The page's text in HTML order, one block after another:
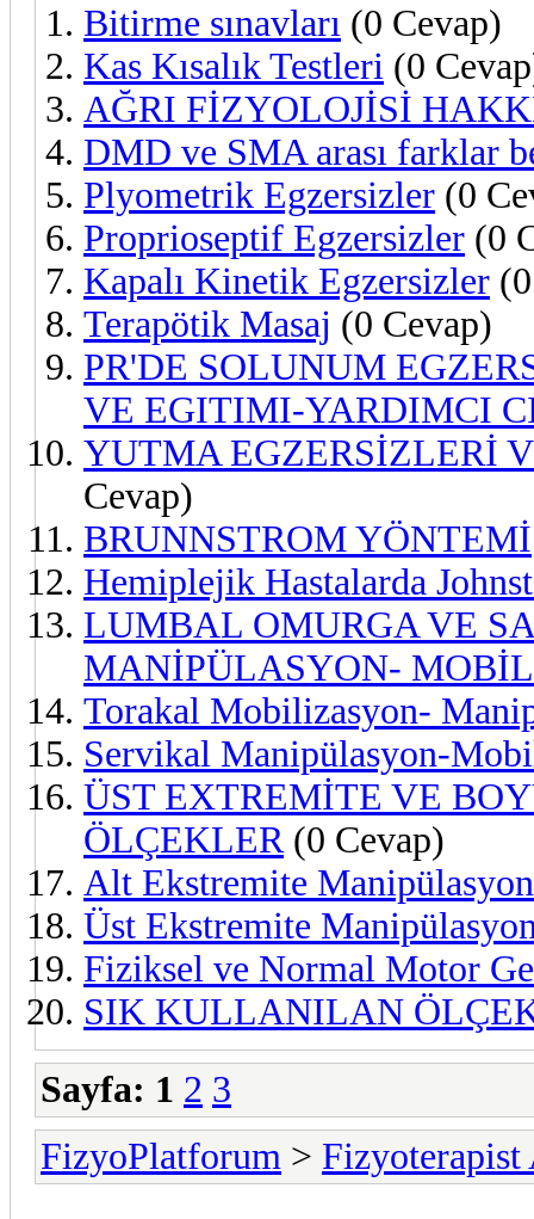
Bitirme sınavları (0 Cevap)
Kas Kısalık Testleri (0
AĞRI FİZYOLOJİSİ
DMD ve SMA arası farklar
Plyometrik Egzersizler (0
Proprioseptif Egzersizler (0
Kapalı Kinetik Egzersizler
Terapötik Masaj (0 Cevap)
PR'DE SOLUNUM
VE EGITIMI-YARDIMCI
YUTMA EGZERSİZLERİ
Cevap)
BRUNNSTROM YÖNTEMİ
Hemiplejik Hastalarda
LUMBAL OMURGA VE
MANİPÜLASYON-
Torakal Mobilizasyon-
Servikal Manipülasyon-
ÜST EXTREMİTE VE
ÖLÇEKLER (0 Cevap)
Alt Ekstremite
Üst Ekstremite
Fiziksel ve Normal Motor
SIK KULLANILAN
Sayfa: 1 2 3
FizyoPlatforum > Fizyoterapist